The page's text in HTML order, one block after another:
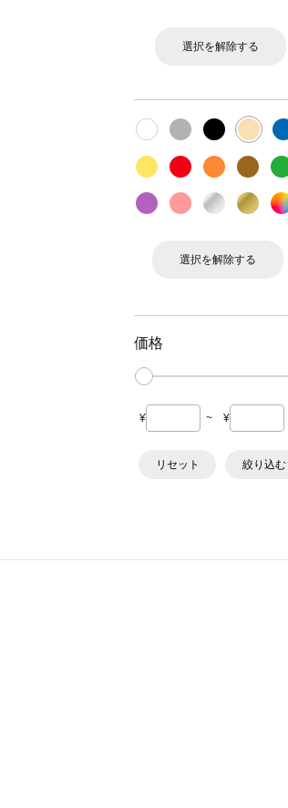
選択を解除する
選択を解除する
価格
¥ ~ ¥
リセット 絞り込む